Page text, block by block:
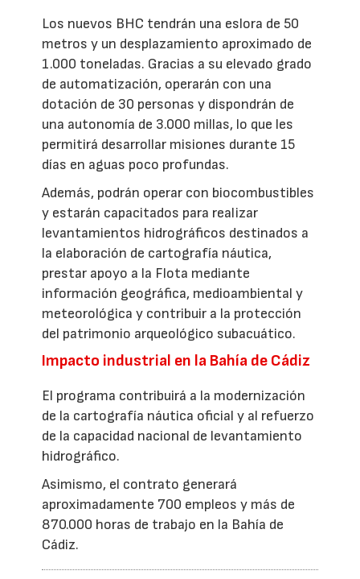
Los nuevos BHC tendrán una eslora de 50
metros y un desplazamiento aproximado de
1.000 toneladas. Gracias a su elevado grado
de automatización, operarán con una
dotación de 30 personas y dispondrán de
una autonomía de 3.000 millas, lo que les
permitirá desarrollar misiones durante 15
días en aguas poco profundas.
Además, podrán operar con biocombustibles
y estarán capacitados para realizar
levantamientos hidrográficos destinados a
la elaboración de cartografía náutica,
prestar apoyo a la Flota mediante
información geográfica, medioambiental y
meteorológica y contribuir a la protección
del patrimonio arqueológico subacuático.
Impacto industrial en la Bahía de Cádiz
El programa contribuirá a la modernización
de la cartografía náutica oficial y al refuerzo
de la capacidad nacional de levantamiento
hidrográfico.
Asimismo, el contrato generará
aproximadamente 700 empleos y más de
870.000 horas de trabajo en la Bahía de
Cádiz.